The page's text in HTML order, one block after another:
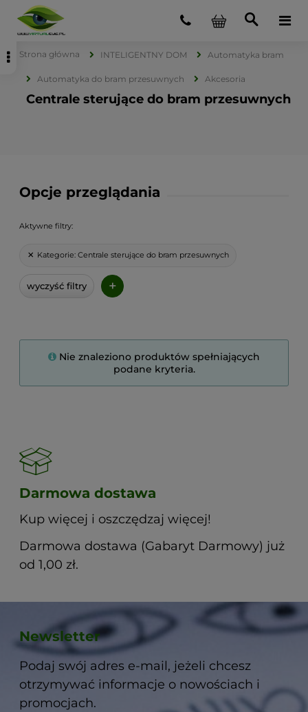
Strona główna INTELIGENTNY DOM Automatyka bram
Automatyka do bram przesuwnych Akcesoria
Centrale sterujące do bram przesuwnych
Opcje przeglądania
Aktywne filtry:
Kategorie: Centrale sterujące do bram przesuwnych
wyczyść filtry +
Nie znaleziono produktów spełniających
podane kryteria.
Darmowa dostawa
Kup więcej i oszczędzaj więcej!
Darmowa dostawa (Gabaryt Darmowy) już
od 1,00 zł.
Newsletter
Podaj swój adres e-mail, jeżeli chcesz
otrzymywać informacje o nowościach i
promocjach.